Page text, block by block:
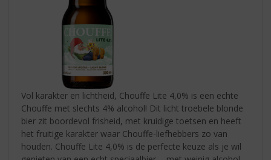
Vol karakter en lichtheid, Chouffe Lite 4,0% is een echte
Chouffe met slechts 4% alcohol! Dit licht troebele blonde
bier zit boordevol frisheid, met kruidige toetsen en heeft
het fruitige karakter waar Chouffe-liefhebbers zo van
houden. Chouffe Lite 4,0% is de perfecte keuze als je wil